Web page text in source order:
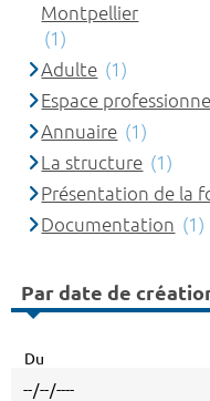
Montpellier
(1)
Adulte (1)
Espace
Annuaire (1)
La structure (1)
Présentation de la
Documentation (1)
Par date de
Du